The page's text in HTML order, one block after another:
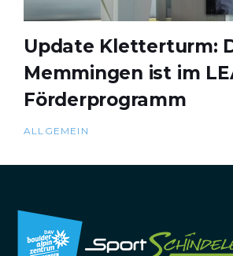
Update Kletterturm:
Memmingen ist im
Förderprogramm
ALLGEMEIN